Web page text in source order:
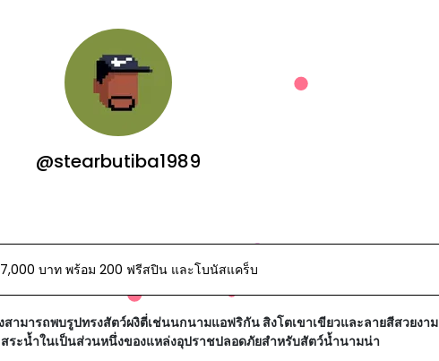
@stearbutiba1989
บาท พร้อม 200 ฟรีสปิน และโบนัสแคร็บ
ามารถพบรูปทรงสัตว์ผงิตี่เช่นนกนามแอฟริกัน สิงโตเขาเขียวและลายสีสวยงาม
ระน้ำในเป็นส่วนหนึ่งของแหล่งอุปราชปลอดภัยสำหรับสัตว์น้ำนามน่า